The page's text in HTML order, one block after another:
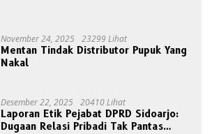
November 24, 2025 23299 Lihat
Mentan Tindak Distributor Pupuk Yang
Nakal
Desember 22, 2025 20410 Lihat
Laporan Etik Pejabat DPRD Sidoarjo:
Dugaan Relasi Pribadi Tak Pantas